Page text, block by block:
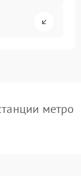
метро